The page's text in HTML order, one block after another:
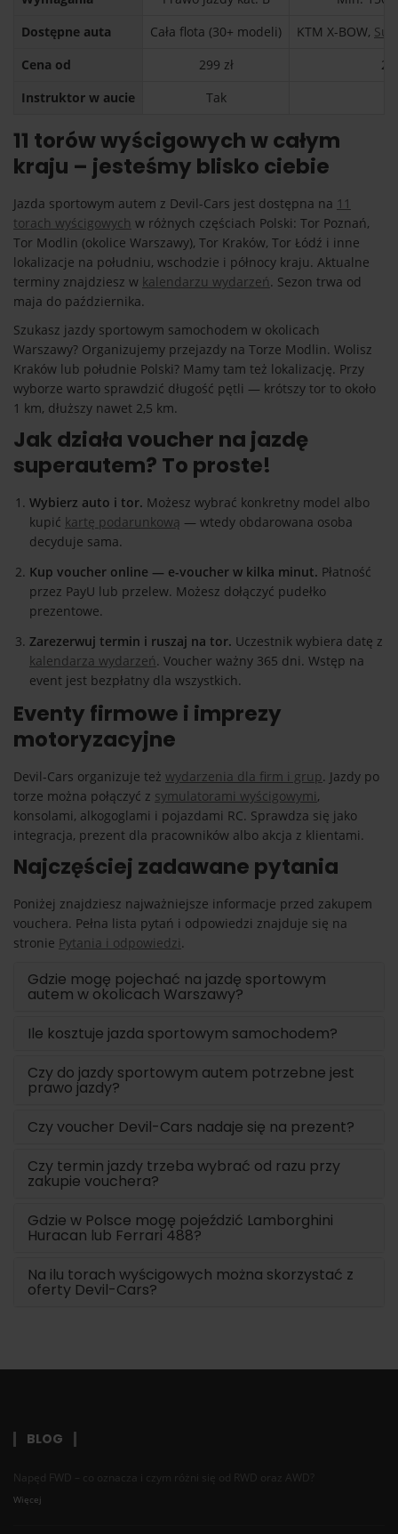
Dostępne auta
Cała flota (30+ modeli) KTM X-BOW,
Cena od
299 zł
Instruktor w aucie
Tak
11 torów wyścigowych w całym
kraju – jesteśmy blisko ciebie
Jazda sportowym autem z Devil-Cars jest dostępna na 11
torach wyścigowych w różnych częściach Polski: Tor Poznań,
Tor Modlin (okolice Warszawy), Tor Kraków, Tor Łódź i inne
lokalizacje na południu, wschodzie i północy kraju. Aktualne
terminy znajdziesz w kalendarzu wydarzeń. Sezon trwa od
maja do października.
Szukasz jazdy sportowym samochodem w okolicach
Warszawy? Organizujemy przejazdy na Torze Modlin. Wolisz
Kraków lub południe Polski? Mamy tam też lokalizację. Przy
wyborze warto sprawdzić długość pętli — krótszy tor to około
1 km, dłuższy nawet 2,5 km.
Jak działa voucher na jazdę
superautem? To proste!
Wybierz auto i tor. Możesz wybrać konkretny model albo
kupić kartę podarunkową — wtedy obdarowana osoba
decyduje sama.
Kup voucher online — e-voucher w kilka minut. Płatność
przez PayU lub przelew. Możesz dołączyć pudełko
prezentowe.
Zarezerwuj termin i ruszaj na tor. Uczestnik wybiera datę z
kalendarza wydarzeń. Voucher ważny 365 dni. Wstęp na
event jest bezpłatny dla wszystkich.
Eventy firmowe i imprezy
motoryzacyjne
Devil-Cars organizuje też wydarzenia dla firm i grup. Jazdy po
torze można połączyć z symulatorami wyścigowymi,
konsolami, alkogoglami i pojazdami RC. Sprawdza się jako
integracja, prezent dla pracowników albo akcja z klientami.
Najczęściej zadawane pytania
Poniżej znajdziesz najważniejsze informacje przed zakupem
vouchera. Pełna lista pytań i odpowiedzi znajduje się na
stronie Pytania i odpowiedzi.
Gdzie mogę pojechać na jazdę sportowym
autem w okolicach Warszawy?
Ile kosztuje jazda sportowym samochodem?
Czy do jazdy sportowym autem potrzebne jest
prawo jazdy?
Czy voucher Devil-Cars nadaje się na prezent?
Czy termin jazdy trzeba wybrać od razu przy
zakupie vouchera?
Gdzie w Polsce mogę pojeździć Lamborghini
Huracan lub Ferrari 488?
Na ilu torach wyścigowych można skorzystać z
oferty Devil-Cars?
BLOG
Napęd FWD – co oznacza i czym różni się od RWD oraz AWD?
Więcej